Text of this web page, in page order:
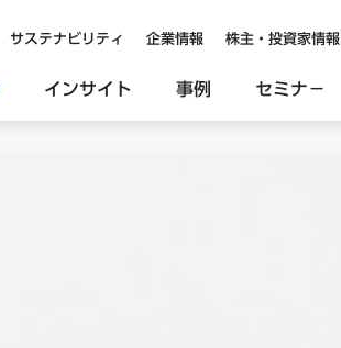
サステナビリティ 企業情報 株主・投資家情報
インサイト 事例 セミナ−